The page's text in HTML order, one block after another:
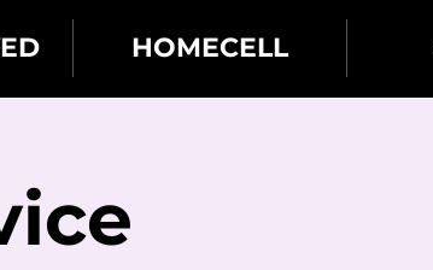
HOMECELL